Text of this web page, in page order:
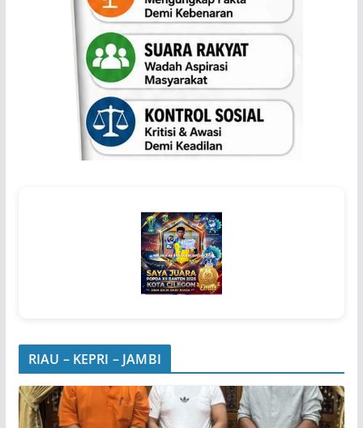
RIAU – KEPRI – JAMBI